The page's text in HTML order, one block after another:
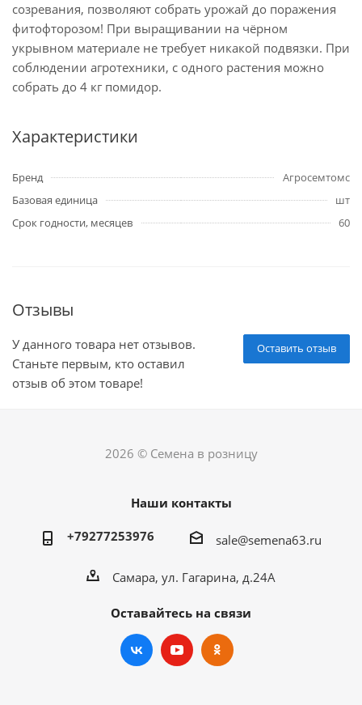
созревания, позволяют собрать урожай до поражения
фитофторозом! При выращивании на чёрном
укрывном материале не требует никакой подвязки. При
соблюдении агротехники, с одного растения можно
собрать до 4 кг помидор.
Характеристики
Бренд
Агросемтомс
Базовая единица
шт
Срок годности, месяцев
60
Отзывы
Оставить отзыв
У данного товара нет отзывов.
Станьте первым, кто оставил
отзыв об этом товаре!
2026 © Семена в розницу
Наши контакты
+79277253976 sale@semena63.ru
Самара, ул. Гагарина, д.24А
Оставайтесь на связи